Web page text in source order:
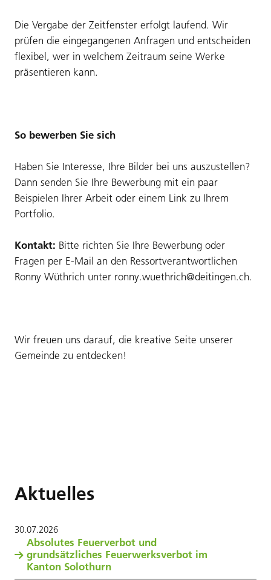
Die Vergabe der Zeitfenster erfolgt laufend. Wir
prüfen die eingegangenen Anfragen und entscheiden
flexibel, wer in welchem Zeitraum seine Werke
präsentieren kann.
So bewerben Sie sich
Haben Sie Interesse, Ihre Bilder bei uns auszustellen?
Dann senden Sie Ihre Bewerbung mit ein paar
Beispielen Ihrer Arbeit oder einem Link zu Ihrem
Portfolio.
Kontakt: Bitte richten Sie Ihre Bewerbung oder
Fragen per E-Mail an den Ressortverantwortlichen
Ronny Wüthrich unter ronny.wuethrich@deitingen.ch.
Wir freuen uns darauf, die kreative Seite unserer
Gemeinde zu entdecken!
Aktuelles
30.07.2026
Absolutes Feuerverbot und
grundsätzliches Feuerwerksverbot im
Kanton Solothurn